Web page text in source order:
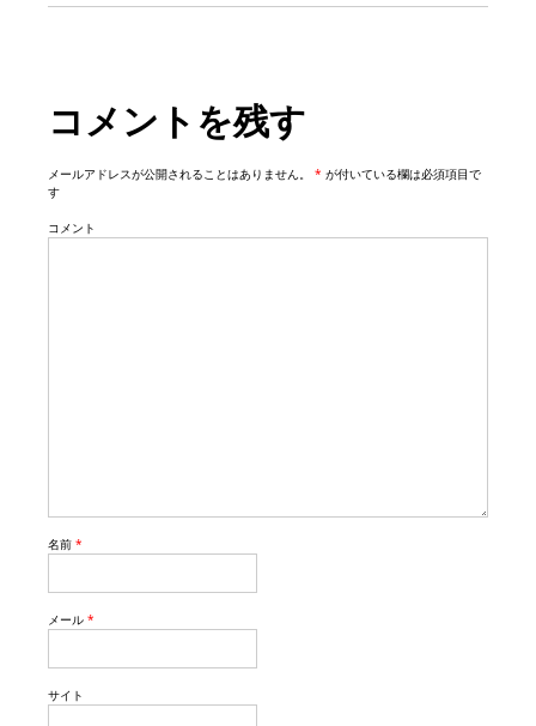
n
コメントを残す
メールアドレスが公開されることはありません。 * が付いている欄は必須項目で
す
コメント
名前 *
メール *
サイト